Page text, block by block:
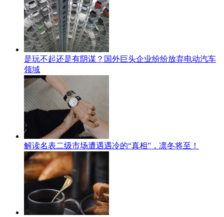
是玩不起还是有阴谋？国外巨头企业纷纷放弃电动汽车
领域
解读名表二级市场遭遇遇冷的“真相”，凛冬将至！